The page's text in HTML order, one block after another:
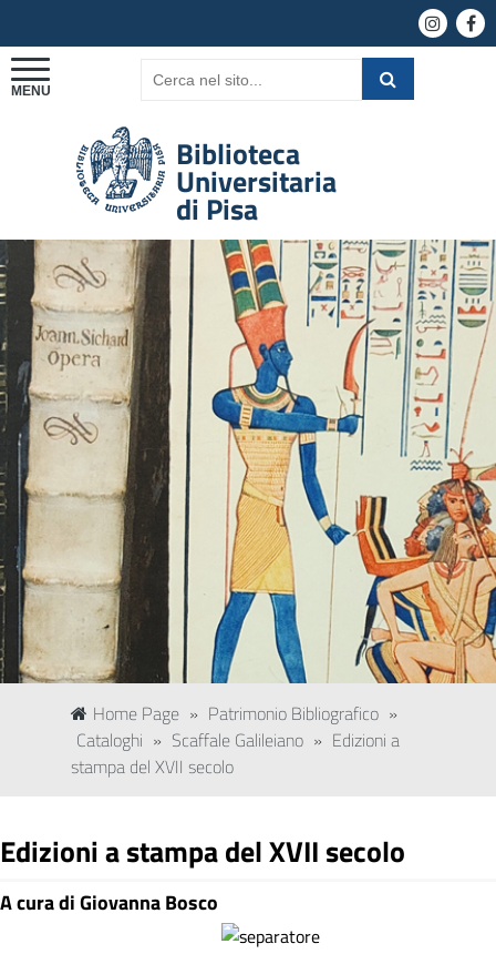
Biblioteca
Universitaria
di Pisa
Home Page » Patrimonio Bibliografico »
Cataloghi » Scaffale Galileiano » Edizioni a
stampa del XVII secolo
Edizioni a stampa del XVII secolo
A cura di Giovanna Bosco